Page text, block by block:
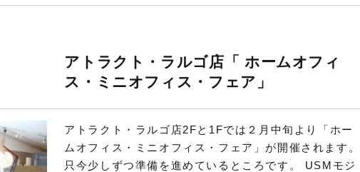
アトラクト・ラルゴ店「 ホームオフィ
ス・ミニオフィス・フェア」
アトラクト・ラルゴ店2Fと1Fでは２月中旬より「ホー
ムオフィス・ミニオフィス・フェア」が開催されます。
只今少しずつ準備を進めているところです。 USMモジ